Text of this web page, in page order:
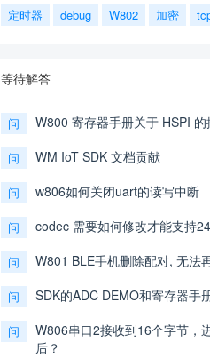
定时器
debug W802 加密
等待解答
问 W800 寄存器手册关于 HSPI
问 WM IoT SDK 文档贡献
问 w806如何关闭uart的读写中断
问 codec 需要如何修改才能支持
问 W801 BLE手机删除配对, 无法
问 SDK的ADC DEMO和寄存器手
问
W806串口2接收到16个字节，
后？